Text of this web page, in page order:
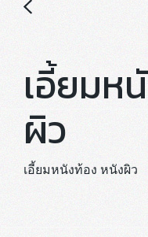
เอี้ยมห
ผิว
เอี้ยมหนังท้อง หนังผิว